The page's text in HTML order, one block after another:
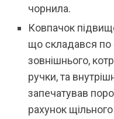
чорнила.
Ковпачок
що складався по
зовнішнього,
ручки, та
запечатував
рахунок